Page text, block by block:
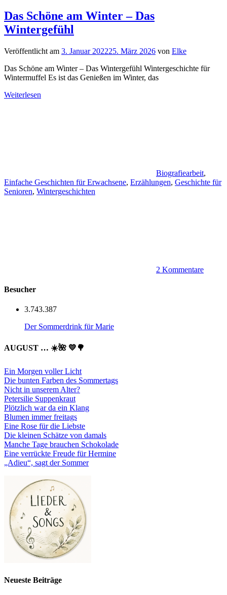
Das Schöne am Winter – Das
Wintergefühl
Veröffentlicht am 3. Januar 202225. März 2026 von Elke
Das Schöne am Winter – Das Wintergefühl Wintergeschichte für
Wintermuffel Es ist das Genießen im Winter, das
Weiterlesen
Biografiearbeit,
Einfache Geschichten für Erwachsene, Erzählungen, Geschichte für
Senioren, Wintergeschichten
2 Kommentare
Besucher
3.743.387
Der Sommerdrink für Marie
AUGUST … ☀️🌺 💛🌳
Ein Morgen voller Licht
Die bunten Farben des Sommertags
Nicht in unserem Alter?
Petersilie Suppenkraut
Plötzlich war da ein Klang
Blumen immer freitags
Eine Rose für die Liebste
Die kleinen Schätze von damals
Manche Tage brauchen Schokolade
Eine verrückte Freude für Hermine
„Adieu“, sagt der Sommer
Neueste Beiträge